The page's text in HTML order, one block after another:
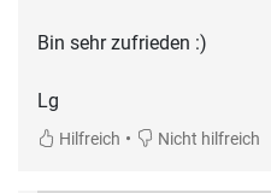
Bin sehr zufrieden :)
Lg
Hilfreich • Nicht hilfreich